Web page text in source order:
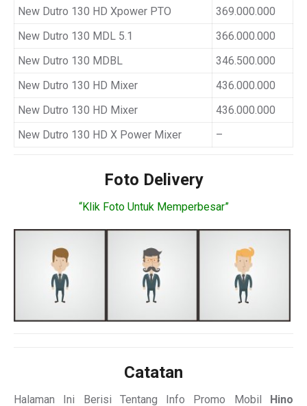
New Dutro 130 HD Xpower PTO
369.000.000
New Dutro 130 MDL 5.1
366.000.000
New Dutro 130 MDBL
346.500.000
New Dutro 130 HD Mixer
436.000.000
New Dutro 130 HD Mixer
436.000.000
New Dutro 130 HD X Power Mixer
–
Foto Delivery
“Klik Foto Untuk Memperbesar”
Catatan
Halaman Ini Berisi Tentang Info Promo Mobil Hino